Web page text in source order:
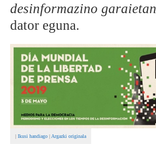
BEREZIAK
... AUKERA GEHIAGO
desinformazino garaietan
dator eguna.
| Ikusi handiago | Argazki originala